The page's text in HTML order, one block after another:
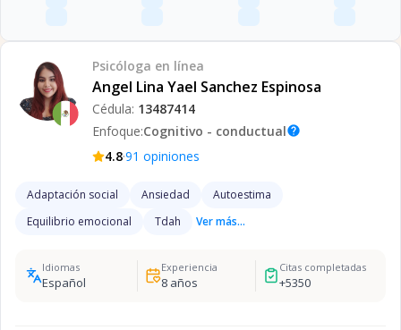
Psicóloga en línea
Angel Lina Yael Sanchez Espinosa
Cédula: 13487414
Enfoque:Cognitivo - conductualhelp
4.8·91 opiniones
Adaptación social Ansiedad
Autoestima
Equilibrio emocional
Tdah Ver más...
Idiomas
Español
Experiencia
8años
Citas completadas
+5350